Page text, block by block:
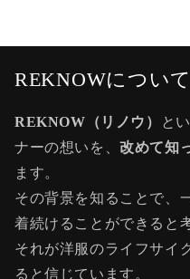
REKNOWについて
REKNOW（リノウ）
と
ナーの想いを、改めて知
ます。
その背景を知ることで、
着続けることができると
それが洋服のライフサイ
ると信じています。